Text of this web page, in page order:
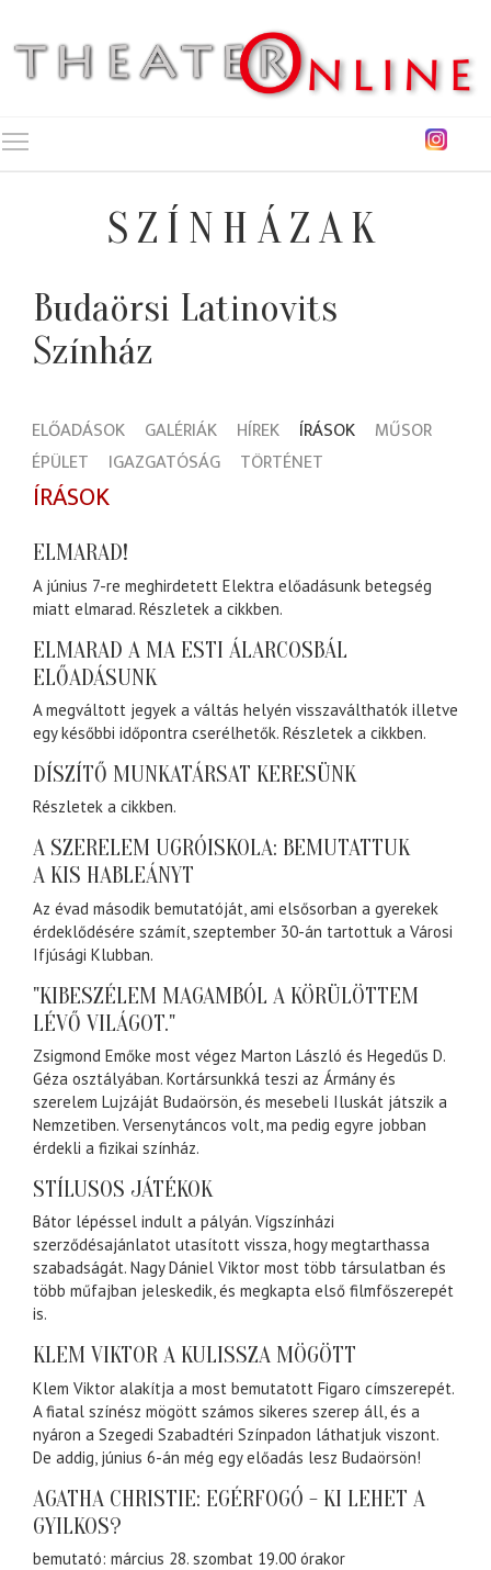
SZÍNHÁZAK
Budaörsi Latinovits
Színház
ELŐADÁSOK GALÉRIÁK HÍREK ÍRÁSOK
MŰSOR
ÉPÜLET
IGAZGATÓSÁG TÖRTÉNET
ÍRÁSOK
ELMARAD!
A június 7-re meghirdetett Elektra előadásunk betegség
miatt elmarad. Részletek a cikkben.
ELMARAD A MA ESTI ÁLARCOSBÁL
ELŐADÁSUNK
A megváltott jegyek a váltás helyén visszaválthatók illetve
egy későbbi időpontra cserélhetők. Részletek a cikkben.
DÍSZÍTŐ MUNKATÁRSAT KERESÜNK
Részletek a cikkben.
A SZERELEM UGRÓISKOLA: BEMUTATTUK
A KIS HABLEÁNYT
Az évad második bemutatóját, ami elsősorban a gyerekek
érdeklődésére számít, szeptember 30-án tartottuk a Városi
Ifjúsági Klubban.
"KIBESZÉLEM MAGAMBÓL A KÖRÜLÖTTEM
LÉVŐ VILÁGOT."
Zsigmond Emőke most végez Marton László és Hegedűs D.
Géza osztályában. Kortársunkká teszi az Ármány és
szerelem Lujzáját Budaörsön, és mesebeli Iluskát játszik a
Nemzetiben. Versenytáncos volt, ma pedig egyre jobban
érdekli a fizikai színház.
STÍLUSOS JÁTÉKOK
Bátor lépéssel indult a pályán. Vígszínházi
szerződésajánlatot utasított vissza, hogy megtarthassa
szabadságát. Nagy Dániel Viktor most több társulatban és
több műfajban jeleskedik, és megkapta első filmfőszerepét
is.
KLEM VIKTOR A KULISSZA MÖGÖTT
Klem Viktor alakítja a most bemutatott Figaro címszerepét.
A fiatal színész mögött számos sikeres szerep áll, és a
nyáron a Szegedi Szabadtéri Színpadon láthatjuk viszont.
De addig, június 6-án még egy előadás lesz Budaörsön!
AGATHA CHRISTIE: EGÉRFOGÓ - KI LEHET A
GYILKOS?
bemutató: március 28. szombat 19.00 órakor